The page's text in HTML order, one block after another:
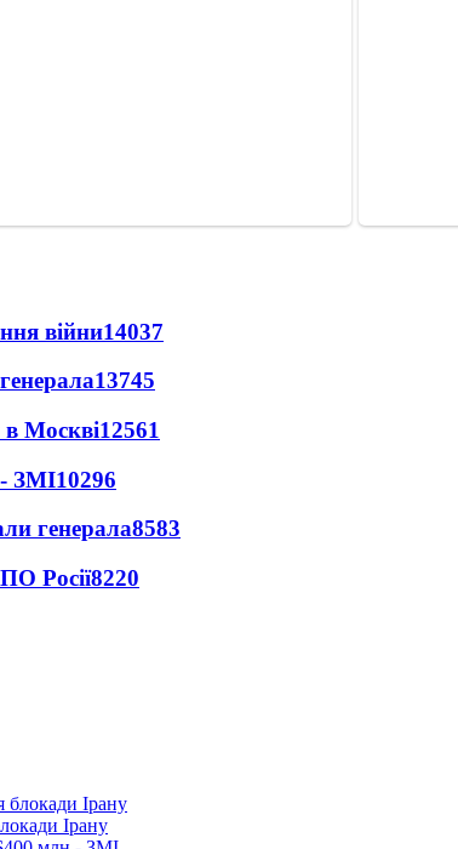
війни14037
13745
в Москві12561
ЗМІ10296
генерала8583
Росії8220
Ірану